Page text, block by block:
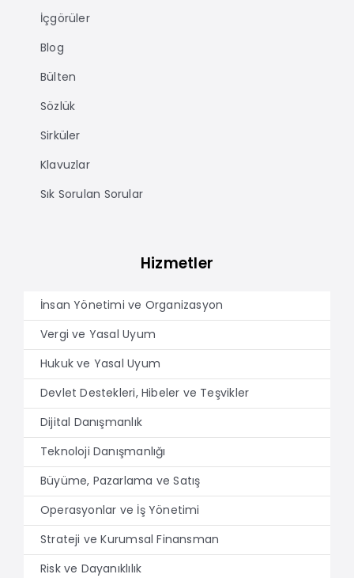
İçgörüler
Blog
Bülten
Sözlük
Sirküler
Klavuzlar
Sık Sorulan Sorular
Hizmetler
İnsan Yönetimi ve Organizasyon
Vergi ve Yasal Uyum
Hukuk ve Yasal Uyum
Devlet Destekleri, Hibeler ve Teşvikler
Dijital Danışmanlık
Teknoloji Danışmanlığı
Büyüme, Pazarlama ve Satış
Operasyonlar ve İş Yönetimi
Strateji ve Kurumsal Finansman
Risk ve Dayanıklılık